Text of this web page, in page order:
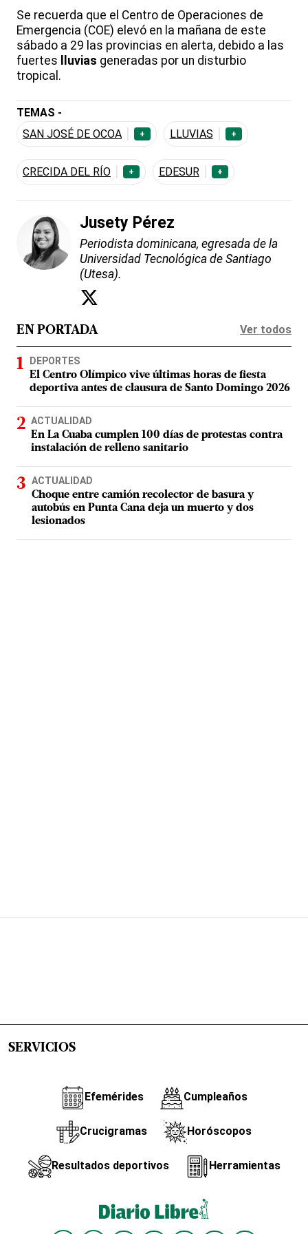
Se recuerda que el Centro de Operaciones de
Emergencia (COE) elevó en la mañana de este
sábado a 29 las provincias en alerta, debido a las
fuertes
lluvias generadas por un disturbio
tropical.
TEMAS -
SAN JOSÉ DE OCOA
+ LLUVIAS +
CRECIDA DEL RÍO + EDESUR +
Jusety Pérez
Periodista dominicana, egresada de la
Universidad Tecnológica de Santiago
(Utesa).
EN PORTADA Ver todos
DEPORTES
El Centro Olímpico vive últimas horas de fiesta
deportiva antes de clausura de Santo Domingo 2026
ACTUALIDAD
En La Cuaba cumplen 100 días de protestas contra
instalación de relleno sanitario
ACTUALIDAD
Choque entre camión recolector de basura y
autobús en Punta Cana deja un muerto y dos
lesionados
SERVICIOS
Efemérides Cumpleaños
Crucigramas Horóscopos
Resultados deportivos Herramientas